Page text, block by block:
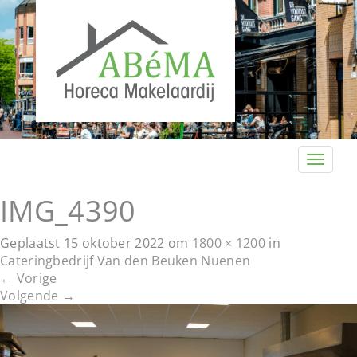
T
v
g
IMG_4390
Geplaatst 15 oktober 2022 om 1800 × 1200 in
Cateringbedrijf Van den Beuken Nuenen
← Vorige
Volgende →